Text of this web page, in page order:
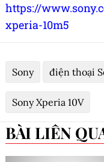
https://
xperia-10m5
Sony điện thoại
Sony Xperia 10V
BÀI LIÊN